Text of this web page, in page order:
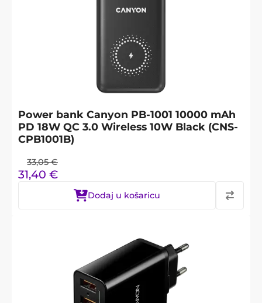
Power bank Canyon PB-1001 10000 mAh
PD 18W QC 3.0 Wireless 10W Black (CNS-
CPB1001B)
33,05 €
31,40 €
Dodaj u košaricu